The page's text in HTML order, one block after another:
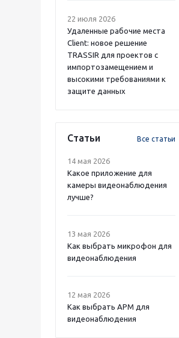
22 июля 2026
Удаленные рабочие места
Client: новое решение
TRASSIR для проектов с
импортозамещением и
высокими требованиями к
защите данных
Статьи Все статьи
14 мая 2026
Какое приложение для
камеры видеонаблюдения
лучше?
13 мая 2026
Как выбрать микрофон для
видеонаблюдения
12 мая 2026
Как выбрать APM для
видеонаблюдения